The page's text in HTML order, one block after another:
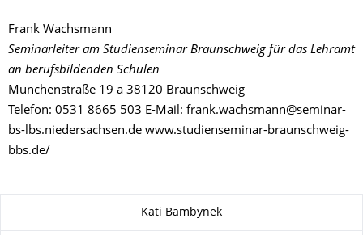
Frank Wachsmann
Seminarleiter am Studienseminar Braunschweig für das Lehramt
an berufsbildenden Schulen
Münchenstraße 19 a 38120 Braunschweig
Telefon: 0531 8665 503 E-Mail: frank.wachsmann@seminar-
bs-lbs.niedersachsen.de www.studienseminar-braunschweig-
bbs.de/
Kati Bambynek